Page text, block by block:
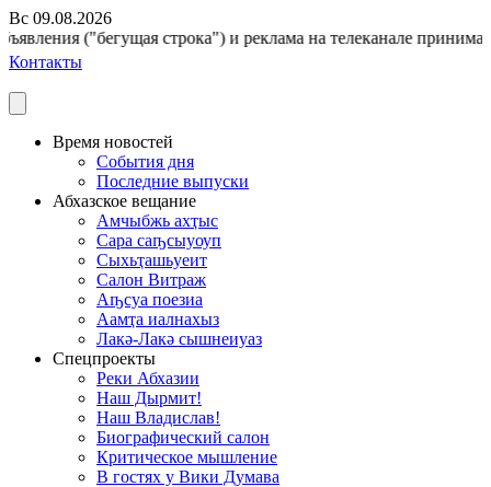
Вс 09.08.2026
("бегущая строка") и реклама на телеканале
Контакты
Время новостей
События дня
Последние выпуски
Абхазское вещание
Амчыбжь ахҭыс
Сара саҧсыуоуп
Сыхьҭашьуеит
Салон Витраж
Аҧсуа поезиа
Аамҭа иалнахыз
Лакә-Лакә сышнеиуаз
Спецпроекты
Реки Абхазии
Наш Дырмит!
Наш Владислав!
Биографический салон
Критическое мышление
В гостях у Вики Думава